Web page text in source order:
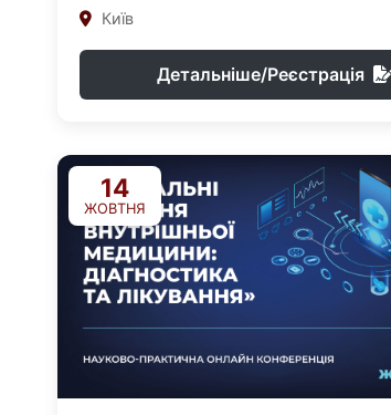
Київ
Детальніше/Реєстрація
14
ЖОВТНЯ